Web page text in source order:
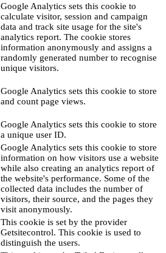
Google Analytics sets this cookie to
calculate visitor, session and campaign
data and track site usage for the site's
analytics report. The cookie stores
information anonymously and assigns a
randomly generated number to recognise
unique visitors.
Google Analytics sets this cookie to store
and count page views.
Google Analytics sets this cookie to store
a unique user ID.
Google Analytics sets this cookie to store
information on how visitors use a website
while also creating an analytics report of
the website's performance. Some of the
collected data includes the number of
visitors, their source, and the pages they
visit anonymously.
This cookie is set by the provider
Getsitecontrol. This cookie is used to
distinguish the users.